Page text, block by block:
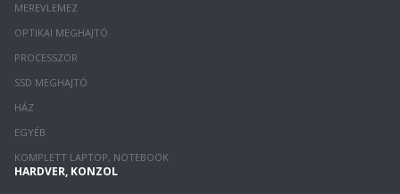
MEREVLEMEZ
OPTIKAI MEGHAJTÓ
PROCESSZOR
SSD MEGHAJTÓ
HÁZ
EGYÉB
KOMPLETT LAPTOP, NOTEBOOK
HARDVER, KONZOL